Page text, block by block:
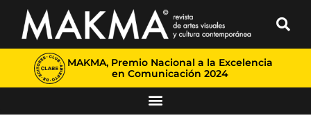
MAKMA, Premio Nacional a la Excelencia
en Comunicación 2024